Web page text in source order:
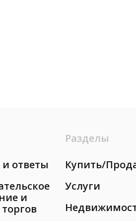
ответы
и
Разделы
Купить/
Услуги